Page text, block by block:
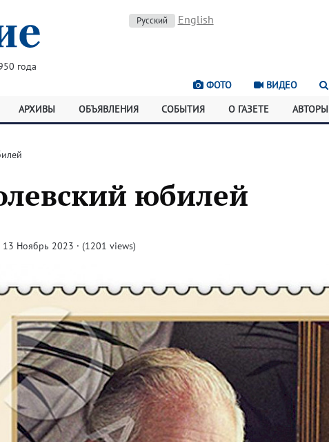
года
Русский English
ФОТО ВИДЕО
АРХИВЫ ОБЪЯВЛЕНИЯ СОБЫТИЯ О ГАЗЕТЕ АВТОРЫ
юбилей
Ноябрь 2023 · (1201 views)